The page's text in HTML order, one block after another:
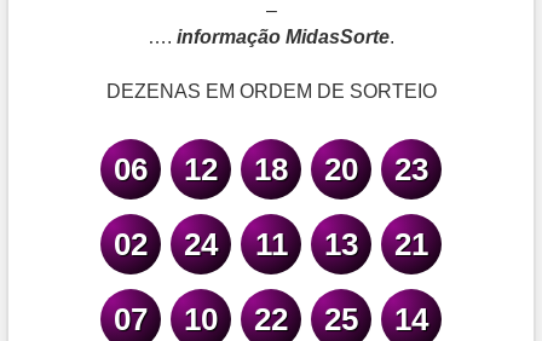
–
…. informação MidasSorte.
DEZENAS EM ORDEM DE SORTEIO
06 12 18 20 23
02 24 11 13 21
07 10 22 25 14